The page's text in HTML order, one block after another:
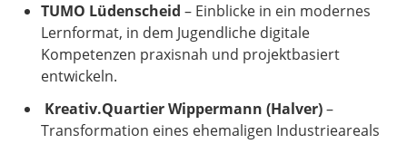
TUMO Lüdenscheid – Einblicke in ein modernes
Lernformat, in dem Jugendliche digitale
Kompetenzen praxisnah und projektbasiert
entwickeln.
Kreativ.Quartier Wippermann (Halver)–
Transformation eines ehemaligen Industrieareals